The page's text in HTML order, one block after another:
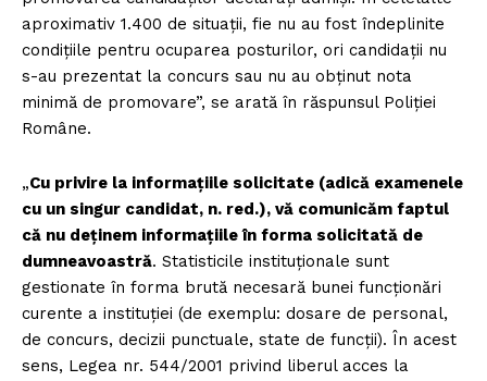
aproximativ 1.400 de situații, fie nu au fost îndeplinite
condițiile pentru ocuparea posturilor, ori candidații nu
s-au prezentat la concurs sau nu au obținut nota
minimă de promovare”, se arată în răspunsul Poliției
Române.
„Cu privire la informațiile solicitate (adică examenele
cu un singur candidat, n. red.), vă comunicăm faptul
că nu deținem informațiile în forma solicitată de
dumneavoastră. Statisticile instituționale sunt
gestionate în forma brută necesară bunei funcționări
curente a instituției (de exemplu: dosare de personal,
de concurs, decizii punctuale, state de funcții). În acest
sens, Legea nr. 544/2001 privind liberul acces la